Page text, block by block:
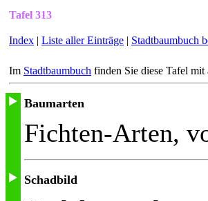
Tafel 313
Index | Liste aller Einträge | Stadtbaumbuch
Im Stadtbaumbuch finden Sie diese Tafel
Baumarten
Fichten-Arten,
Schadbild